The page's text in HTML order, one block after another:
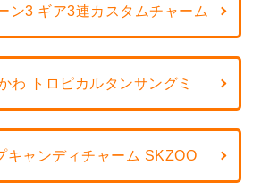
ン3 ギア3連カスタムチャーム
わ トロピカルタンサングミ
キャンディチャーム SKZOO